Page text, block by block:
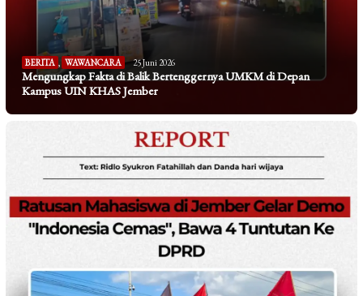
BERITA , WAWANCARA 25 Juni 2026
Mengungkap Fakta di Balik Bertenggernya UMKM di Depan
Kampus UIN KHAS Jember